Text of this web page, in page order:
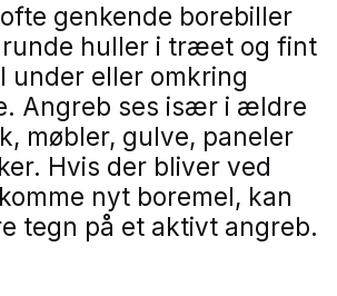
genkende borebiller
runde huller i træet og fint
under eller omkring
Angreb ses især i ældre
møbler, gulve, paneler
Hvis der bliver ved
nyt boremel, kan
tegn på et aktivt angreb.